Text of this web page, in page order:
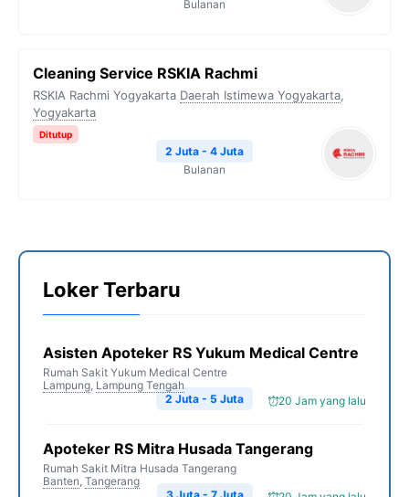
Bulanan
Cleaning Service RSKIA Rachmi
RSKIA Rachmi Yogyakarta Daerah Istimewa Yogyakarta,
Yogyakarta
Ditutup
2 Juta - 4 Juta
Bulanan
Loker Terbaru
Asisten Apoteker RS Yukum Medical Centre
Rumah Sakit Yukum Medical Centre
Lampung, Lampung Tengah
20 Jam yang lalu
2 Juta - 5 Juta
Apoteker RS Mitra Husada Tangerang
Rumah Sakit Mitra Husada Tangerang
Banten, Tangerang